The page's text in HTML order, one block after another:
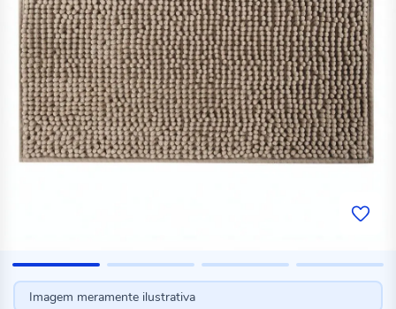
Imagem meramente ilustrativa